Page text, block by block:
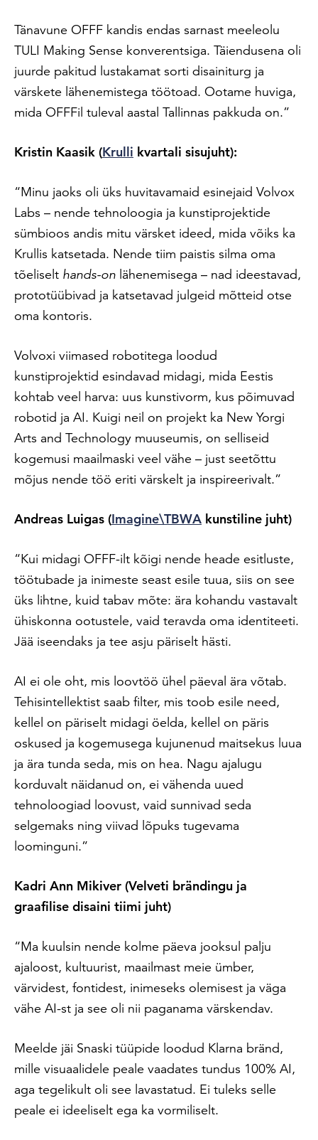
Tänavune OFFF kandis endas sarnast meeleolu
TULI Making Sense konverentsiga. Täiendusena oli
juurde pakitud lustakamat sorti disainiturg ja
värskete lähenemistega töötoad. Ootame huviga,
mida OFFFil tuleval aastal Tallinnas pakkuda on.”
Kristin Kaasik (Krulli kvartali sisujuht):
“Minu jaoks oli üks huvitavamaid esinejaid Volvox
Labs – nende tehnoloogia ja kunstiprojektide
sümbioos andis mitu värsket ideed, mida võiks ka
Krullis katsetada. Nende tiim paistis silma oma
tõeliselt hands-on lähenemisega – nad ideestavad,
prototüübivad ja katsetavad julgeid mõtteid otse
oma kontoris.
Volvoxi viimased robotitega loodud
kunstiprojektid esindavad midagi, mida Eestis
kohtab veel harva: uus kunstivorm, kus põimuvad
robotid ja AI. Kuigi neil on projekt ka New Yorgi
Arts and Technology muuseumis, on selliseid
kogemusi maailmaski veel vähe – just seetõttu
mõjus nende töö eriti värskelt ja inspireerivalt.”
Andreas Luigas (Imagine\TBWA kunstiline juht)
“Kui midagi OFFF-ilt kõigi nende heade esitluste,
töötubade ja inimeste seast esile tuua, siis on see
üks lihtne, kuid tabav mõte: ära kohandu vastavalt
ühiskonna ootustele, vaid teravda oma identiteeti.
Jää iseendaks ja tee asju päriselt hästi.
AI ei ole oht, mis loovtöö ühel päeval ära võtab.
Tehisintellektist saab filter, mis toob esile need,
kellel on päriselt midagi öelda, kellel on päris
oskused ja kogemusega kujunenud maitsekus luua
ja ära tunda seda, mis on hea. Nagu ajalugu
korduvalt näidanud on, ei vähenda uued
tehnoloogiad loovust, vaid sunnivad seda
selgemaks ning viivad lõpuks tugevama
loominguni.”
Kadri Ann Mikiver (Velveti brändingu ja
graafilise disaini tiimi juht)
“Ma kuulsin nende kolme päeva jooksul palju
ajaloost, kultuurist, maailmast meie ümber,
värvidest, fontidest, inimeseks olemisest ja väga
vähe AI-st ja see oli nii paganama värskendav.
Meelde jäi Snaski tüüpide loodud Klarna bränd,
mille visuaalidele peale vaadates tundus 100% AI,
aga tegelikult oli see lavastatud. Ei tuleks selle
peale ei ideeliselt ega ka vormiliselt.